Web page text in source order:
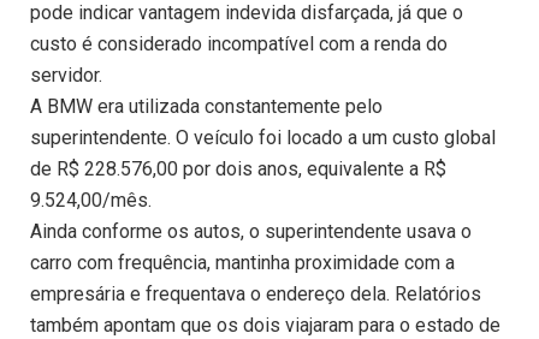
pode indicar vantagem indevida disfarçada, já que o
custo é considerado incompatível com a renda do
servidor.
A BMW era utilizada constantemente pelo
superintendente. O veículo foi locado a um custo global
de R$ 228.576,00 por dois anos, equivalente a R$
9.524,00/mês.
Ainda conforme os autos, o superintendente usava o
carro com frequência, mantinha proximidade com a
empresária e frequentava o endereço dela. Relatórios
também apontam que os dois viajaram para o estado de